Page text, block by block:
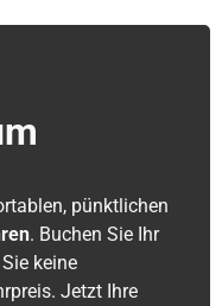
pünktlichen
. Buchen Sie Ihr
keine
Jetzt Ihre